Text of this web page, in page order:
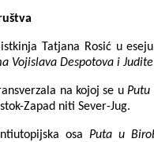
Tatjana Rosić u
Vojislava Despotova i
na kojoj se uPutu
Zapad niti Sever-Jug.
osaPuta u